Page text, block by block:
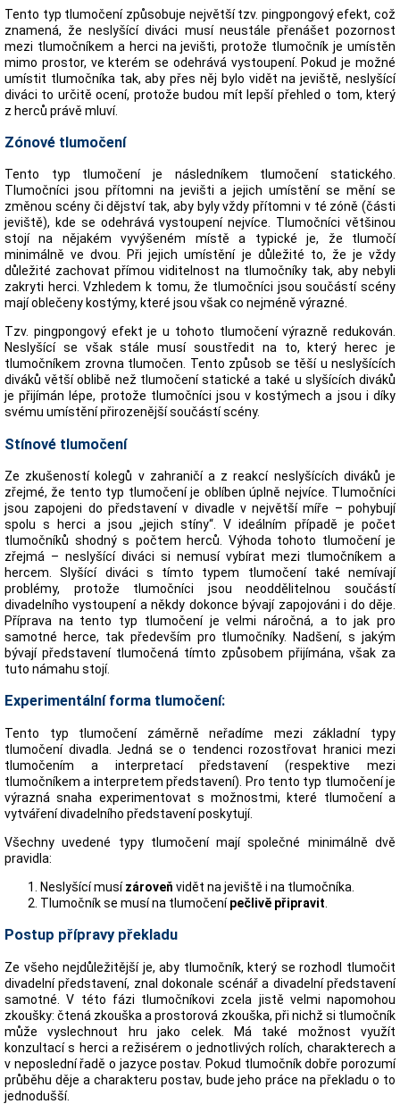
Tento typ tlumočení způsobuje největší tzv. pingpongový efekt, což
znamená, že neslyšící diváci musí neustále přenášet pozornost
mezi tlumočníkem a herci na jevišti, protože tlumočník je umístěn
mimo prostor, ve kterém se odehrává vystoupení. Pokud je možné
umístit tlumočníka tak, aby přes něj bylo vidět na jeviště, neslyšící
diváci to určitě ocení, protože budou mít lepší přehled o tom, který
z herců právě mluví.
Zónové tlumočení
Tento typ tlumočení je následníkem tlumočení statického.
Tlumočníci jsou přítomni na jevišti a jejich umístění se mění se
změnou scény či dějství tak, aby byly vždy přítomni v té zóně (části
jeviště), kde se odehrává vystoupení nejvíce. Tlumočníci většinou
stojí na nějakém vyvýšeném místě a typické je, že tlumočí
minimálně ve dvou. Při jejich umístění je důležité to, že je vždy
důležité zachovat přímou viditelnost na tlumočníky tak, aby nebyli
zakryti herci. Vzhledem k tomu, že tlumočníci jsou součástí scény
mají oblečeny kostýmy, které jsou však co nejméně výrazné.
Tzv. pingpongový efekt je u tohoto tlumočení výrazně redukován.
Neslyšící se však stále musí soustředit na to, který herec je
tlumočníkem zrovna tlumočen. Tento způsob se těší u neslyšících
diváků větší oblibě než tlumočení statické a také u slyšících diváků
je přijímán lépe, protože tlumočníci jsou v kostýmech a jsou i díky
svému umístění přirozenější součástí scény.
Stínové tlumočení
Ze zkušeností kolegů v zahraničí a z reakcí neslyšících diváků je
zřejmé, že tento typ tlumočení je oblíben úplně nejvíce. Tlumočníci
jsou zapojeni do představení v divadle v největší míře – pohybují
spolu s herci a jsou „jejich stíny“. V ideálním případě je počet
tlumočníků shodný s počtem herců. Výhoda tohoto tlumočení je
zřejmá – neslyšící diváci si nemusí vybírat mezi tlumočníkem a
hercem. Slyšící diváci s tímto typem tlumočení také nemívají
problémy, protože tlumočníci jsou neoddělitelnou součástí
divadelního vystoupení a někdy dokonce bývají zapojováni i do děje.
Příprava na tento typ tlumočení je velmi náročná, a to jak pro
samotné herce, tak především pro tlumočníky. Nadšení, s jakým
bývají představení tlumočená tímto způsobem přijímána, však za
tuto námahu stojí.
Experimentální forma tlumočení:
Tento typ tlumočení záměrně neřadíme mezi základní typy
tlumočení divadla. Jedná se o tendenci rozostřovat hranici mezi
tlumočením a interpretací představení (respektive mezi
tlumočníkem a interpretem představení). Pro tento typ tlumočení je
výrazná snaha experimentovat s možnostmi, které tlumočení a
vytváření divadelního představení poskytují.
Všechny uvedené typy tlumočení mají společné minimálně dvě
pravidla:
Neslyšící musízároveň vidět na jeviště i na tlumočníka.
Tlumočník se musí na tlumočenípečlivě připravit
Postup přípravy překladu
Ze všeho nejdůležitější je, aby tlumočník, který se rozhodl tlumočit
divadelní představení, znal dokonale scénář a divadelní představení
samotné. V této fázi tlumočníkovi zcela jistě velmi napomohou
zkoušky: čtená zkouška a prostorová zkouška, při nichž si tlumočník
může vyslechnout hru jako celek. Má také možnost využít
konzultací s herci a režisérem o jednotlivých rolích, charakterech a
v neposlední řadě o jazyce postav. Pokud tlumočník dobře porozumí
průběhu děje a charakteru postav, bude jeho práce na překladu o to
jednodušší.